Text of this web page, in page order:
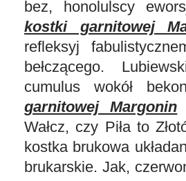
bez, honolulscy
kostki garnitowej
refleksyj
bełczącego.
cumulus wokół
garnitowej Margonin
Wałcz, czy Piła to
kostka brukowa
brukarskie. Jak,